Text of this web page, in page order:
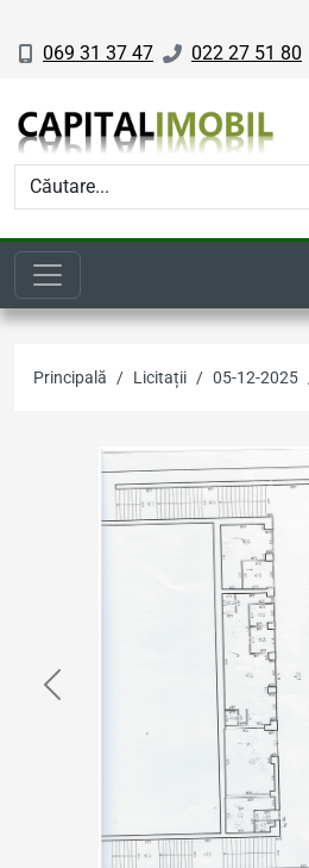
069 31 37 47 022 27 51 80
Principală Licitații 05-12-2025
Previous